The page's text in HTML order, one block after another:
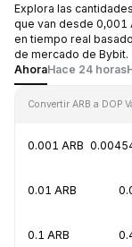
Explora las
que van desde 0,001
en tiempo real
de mercado de Bybit.
AhoraHace 24 horas
Convertir ARB a DOP
0.001 ARB
0.01 ARB
0.1 ARB